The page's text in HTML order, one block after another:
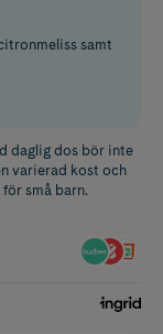
samt
daglig dos bör inte
varierad kost och
små barn.